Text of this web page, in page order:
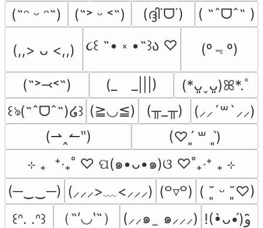
(˶ᵔ ᵕ ᵔ˶) (˶˃ ᵕ ˂˶) (ദ്ദി˙ᗜ˙) ( ˶ˆᗜˆ˵ )
(,,> ᴗ <,,) ૮꒰ ˶• ༝ •˶꒱ა ♡ (º﹃º)
(˶˃⤙˂˶) (_　_|||)
(*ᴗ͈ˬᴗ͈)ꕤ*.ﾟ
꒰ঌ(˶ˆᗜˆ˵)໒꒱ (≧◡≦) (╥_╥)
(⸝⸝´꒳`⸝⸝)
(⇀‸↼‶)
(♡ˊ͈ ꒳ ˋ͈)
⊹ ₊  ⁺‧₊˚ ♡ ପ(๑•ᴗ•๑)ଓ ♡˚₊‧⁺ ₊ ⊹
(─‿‿─) (⸝⸝⸝>﹏<⸝⸝⸝) (꒪▿꒪) ( ˘͈ ᵕ ˘͈♡)
꒰ᐢ. .ᐢ꒱
（˶′◡‵˶） (⸝⸝๑  ̫ ๑⸝⸝⸝)